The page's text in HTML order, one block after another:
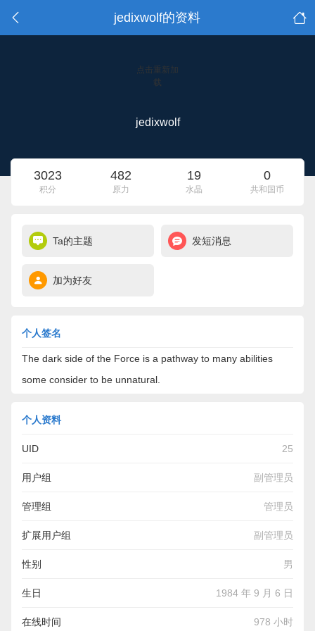
jedixwolf的资料
点击重新加
载
jedixwolf
3023
积分
482
原力
19
水晶
0
共和国币
Ta的主题 发短消息
加为好友
个人签名
The dark side of the Force is a pathway to many abilities
some consider to be unnatural.
个人资料
UID 25
用户组 副管理员
管理组 管理员
扩展用户组 副管理员
性别 男
生日 1984 年 9 月 6 日
在线时间 978 小时